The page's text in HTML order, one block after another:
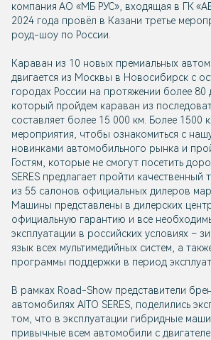
компания АО «МБ РУС», входящая в ГК
2024 года провёл в Казани третье
роуд-шоу по России.
Караван из 10 новых премиальных
двигается из Москвы в Новосибирск с
городах России на протяжении более 80
который пройдем караван из
составляет более 15 000 км. Более 1500
мероприятия, чтобы ознакомиться с
новинками автомобильного рынка и
Гостям, которые не смогут посетить
SERES предлагает пройти
из 55 салонов официальных дилеров
Машины представлены в дилерских
официальную гарантию и все
эксплуатации в российских условиях –
язык всех мультимедийных систем, а
программы поддержки в период
В рамках Road-Show представители
автомобилях AITO SERES, поделились
том, что в эксплуатации гибридные
привычные всем автомобили с